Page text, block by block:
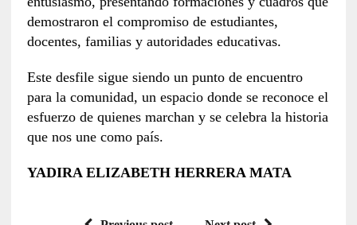
demostraron el compromiso de estudiantes,
docentes, familias y autoridades educativas.
Este desfile sigue siendo un punto de encuentro
para la comunidad, un espacio donde se reconoce el
esfuerzo de quienes marchan y se celebra la historia
que nos une como país.
YADIRA ELIZABETH HERRERA MATA